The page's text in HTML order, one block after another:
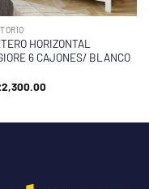
HORIZONTAL
6 CAJONES/ BLANCO